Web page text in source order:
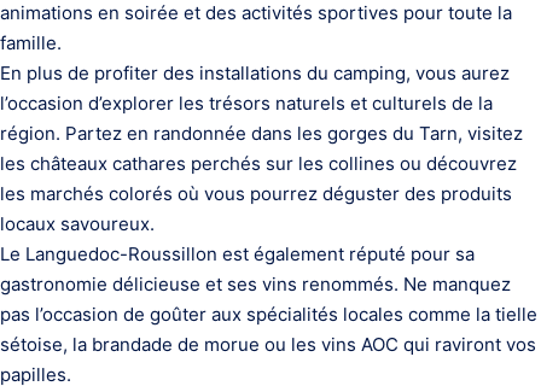
animations en soirée et des activités sportives pour toute la
famille.
En plus de profiter des installations du camping, vous aurez
l’occasion d’explorer les trésors naturels et culturels de la
région. Partez en randonnée dans les gorges du Tarn, visitez
les châteaux cathares perchés sur les collines ou découvrez
les marchés colorés où vous pourrez déguster des produits
locaux savoureux.
Le Languedoc-Roussillon est également réputé pour sa
gastronomie délicieuse et ses vins renommés. Ne manquez
pas l’occasion de goûter aux spécialités locales comme la tielle
sétoise, la brandade de morue ou les vins AOC qui raviront vos
papilles.